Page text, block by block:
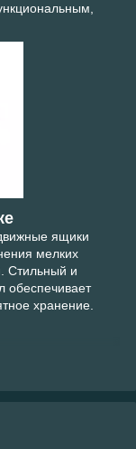
ящики
мелких
Стильный и
обеспечивает
хранение.